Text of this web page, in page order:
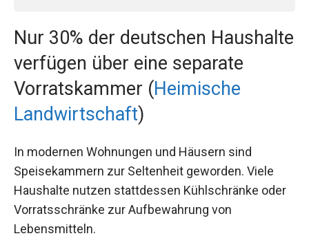
Nur 30% der deutschen Haushalte
verfügen über eine separate
Vorratskammer (Heimische
Landwirtschaft)
In modernen Wohnungen und Häusern sind
Speisekammern zur Seltenheit geworden. Viele
Haushalte nutzen stattdessen Kühlschränke oder
Vorratsschränke zur Aufbewahrung von
Lebensmitteln.